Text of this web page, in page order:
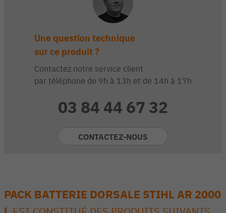
Une question technique
sur ce produit ?
Contactez notre service client
par téléphone de 9h à 13h et de 14h à 17h
03 84 44 67 32
CONTACTEZ-NOUS
PACK BATTERIE DORSALE STIHL AR 2000